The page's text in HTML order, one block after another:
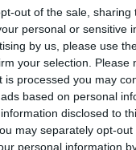
out of the sale, sharing
personal or sensitive
by us, please use
your selection. Please
is processed you may
based on personal
disclosed to
may separately opt-
personal information
lemurzyce;
lemurzycy